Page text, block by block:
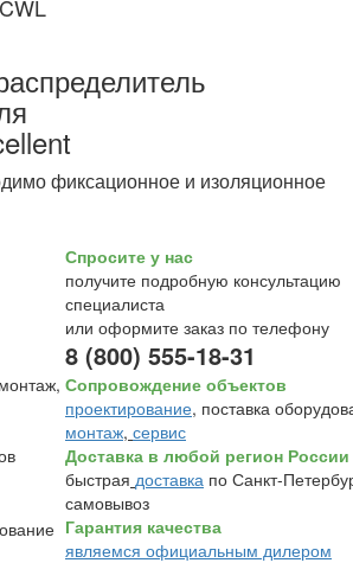
фиксационное и изоляционное
Спросите у нас
получите подробную консультацию
специалиста
или оформите заказ по телефону
8 (800) 555-18-31
Сопровождение объектов
проектирование, поставка
монтаж, сервис
Доставка в любой регион России
быстрая доставка по Санкт-
самовывоз
Гарантия качества
являемся официальным дилером